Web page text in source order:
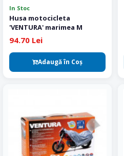
In Stoc
Husa motocicleta
'VENTURA' marimea M
94.70 Lei
Adaugă în Coş